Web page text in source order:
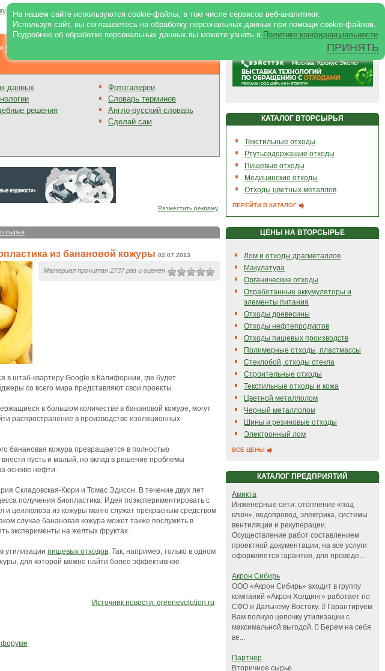
На нашем сайте используются cookie-файлы, в том числе сервисов веб-аналитики.
Используя сайт, вы соглашаетесь на обработку персональных данных при помощи cookie-файлов.
Подробнее об обработке персональных данных вы можете узнать в Политике конфиденциальности
ПРИНЯТЬ
|Отзывы|Реклама на портале|Реклама в журнале |
данных
решения
Фотогалереи
Словарь терминов
Англо-русский словарь
Сделай сам
Разместить рекламу
сырья
из банановой кожуры02.07.2013
Материал прочитан 2737 раз и оценен
в штаб-квартиру Google в Калифорнии, где будет
со всего мира представляют свои проекты.
в большом количестве в банановой кожуре, могут
распространение в производстве изоляционных
банановая кожура превращается в полностью
пусть и малый, но вклад в решение проблемы
основе нефти.
Складовская-Кюри и Томас Эдисон. В течение двух лет
получения биопластика. Идея поэкспериментировать с
и целлюлоза из кожуры манго служат прекрасным средством
случае банановая кожура может также послужить в
эксперименты на желтых фруктах.
утилизации пищевых отходов. Так, например, только в одном
для которой можно найти более эффективное
Источник новости: greenevolution.ru
форуме
КАТАЛОГ ВТОРСЫРЬЯ
Текстильные отходы
Ртутьсодержащие отходы
Пищевые отходы
Медицинские отходы
Отходы цветных металлов
ПЕРЕЙТИ В КАТАЛОГ
ЦЕНЫ НА ВТОРСЫРЬЕ
Лом и отходы драгметаллов
Макулатура
Органические отходы
Отработанные аккумуляторы и
элементы питания
Отходы древесины
Отходы нефтепродуктов
Отходы пищевых производств
Полимерные отходы, пластмассы
Стеклобой, отходы стекла
Строительные отходы
Текстильные отходы и кожа
Цветной металлолом
Черный металлолом
Шины и резиновые отходы
Электронный лом
ВСЕ ЦЕНЫ
КАТАЛОГ ПРЕДПРИЯТИЙ
Амикта
Инженерные сети: отопление «под
ключ», водопровод, электрика, системы
вентиляции и рекуперации.
Осуществление работ составлением
проектной документации, на все услуги
оформляется гарантия, для проведе...
Акрон Сибирь
ООО «Акрон Сибирь» входит в группу
компаний «Акрон Холдинг» работает по
СФО и Дальнему Востоку.  Гарантируем
Вам полную цепочку утилизации с
максимальной выгодой.  Берем на себя
ве...
Партнер
Вторичное сырье.